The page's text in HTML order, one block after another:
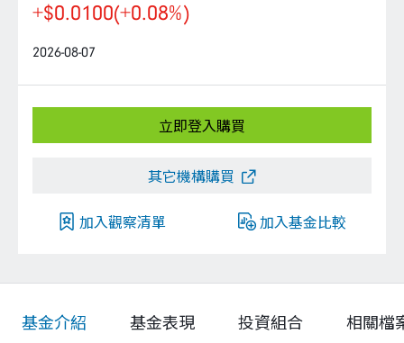
+$0.0100(+0.08%)
2026-08-07
立即登入購買
其它機構購買
加入觀察清單 加入基金比較
基金介紹 基金表現 投資組合 相關檔